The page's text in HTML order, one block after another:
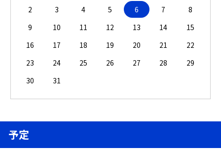
2
3 4 5 6 7
8
9
10 11 12 13 14
15
16
17 18 19 20 21
22
23
24 25 26 27 28
29
30
31
予定